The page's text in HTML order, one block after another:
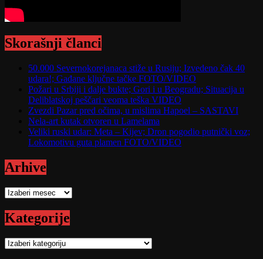
Skorašnji članci
50.000 Severnokorejanaca stiže u Rusiju; Izvedeno čak 40
udara!; Gađane ključne tačke FOTO/VIDEO
Požari u Srbiji i dalje bukte; Gori i u Beogradu; Situacija u
Deliblatskoj peščari veoma teška VIDEO
Zvezdi Pazar pred očima, u mislima Hapoel – SASTAVI
Nela-art kutak otvoren u Lamelama
Veliki ruski udar: Meta – Kijev; Dron pogodio putnički voz;
Lokomotivu guta plamen FOTO/VIDEO
Arhive
Arhive
Kategorije
Kategorije